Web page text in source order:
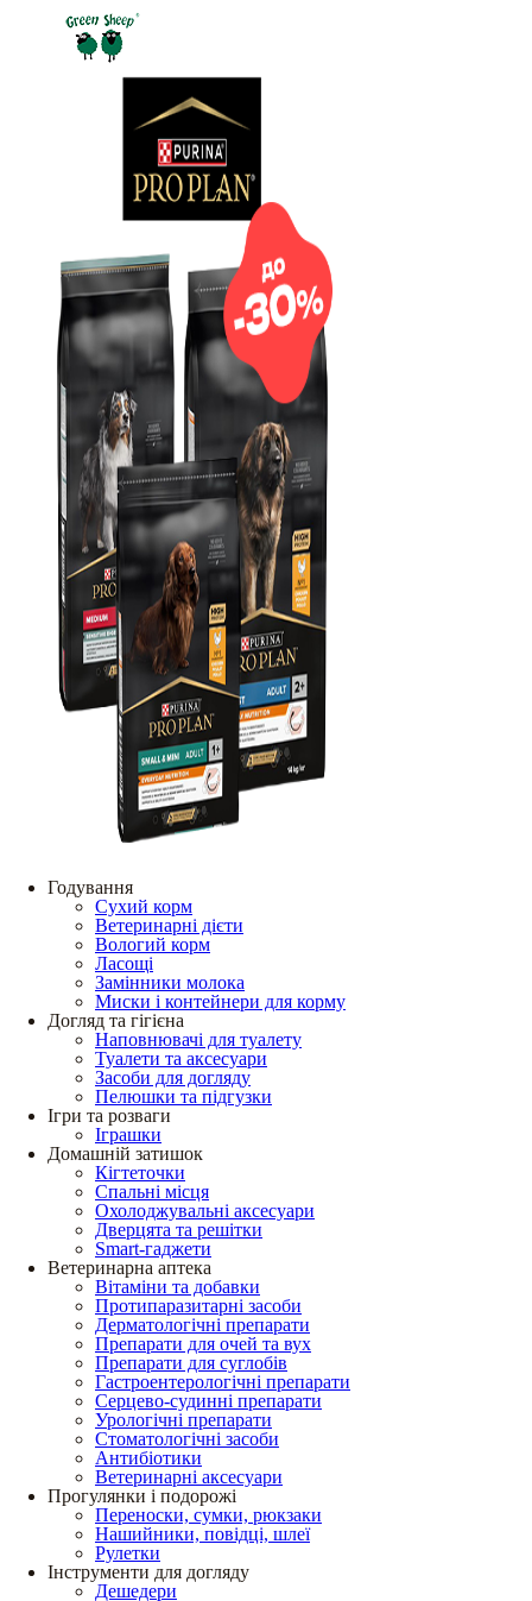
Годування
Сухий корм
Ветеринарні дієти
Вологий корм
Ласощі
Замінники молока
Миски і контейнери для корму
Догляд та гігієна
Наповнювачі для туалету
Туалети та аксесуари
Засоби для догляду
Пелюшки та підгузки
Ігри та розваги
Іграшки
Домашній затишок
Кігтеточки
Спальні місця
Охолоджувальні аксесуари
Дверцята та решітки
Smart-гаджети
Ветеринарна аптека
Вітаміни та добавки
Протипаразитарні засоби
Дерматологічні препарати
Препарати для очей та вух
Препарати для суглобів
Гастроентерологічні препарати
Серцево-судинні препарати
Урологічні препарати
Стоматологічні засоби
Антибіотики
Ветеринарні аксесуари
Прогулянки і подорожі
Переноски, сумки, рюкзаки
Нашийники, повідці, шлеї
Рулетки
Інструменти для догляду
Дешедери